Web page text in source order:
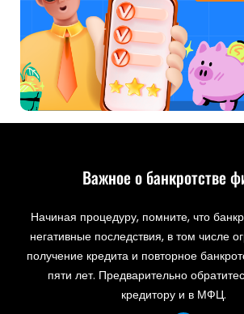
Важное о банкротстве
Начиная процедуру, помните, что
негативные последствия, в том числе
получение кредита и повторное
пяти лет. Предварительно
кредитору и в МФЦ.